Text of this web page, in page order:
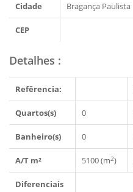
Cidade Bragança Paulista
CEP
Detalhes :
Refêrencia:
Quartos(s) 0
Banheiro(s) 0
A/T m² 5100 (m2)
Diferenciais